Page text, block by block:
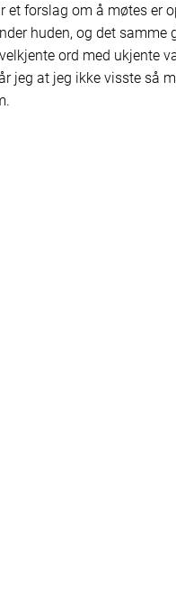
et forslag om å møtes er
huden, og det samme
ord med ukjente
jeg at jeg ikke visste så